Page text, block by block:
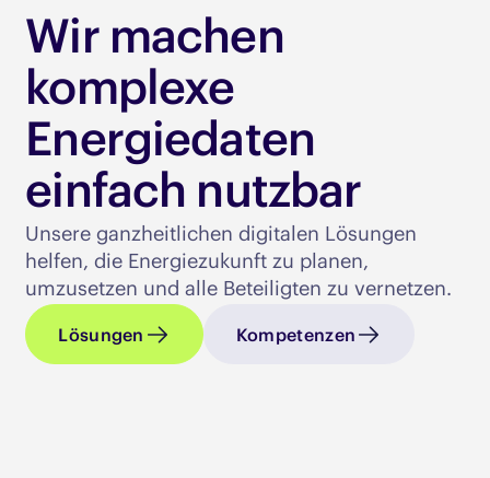
Wir machen
komplexe
Energiedaten
einfach nutzbar​
Unsere ganzheitlichen digitalen Lösungen
helfen, die Energiezukunft zu planen,
umzusetzen und alle Beteiligten zu vernetzen.​
Lösungen Kompetenzen